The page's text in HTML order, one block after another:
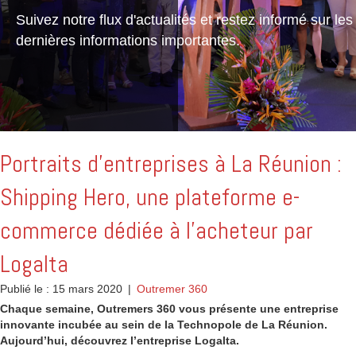
Suivez notre flux d'actualités et restez informé sur les
dernières informations importantes.
Portraits d’entreprises à La Réunion :
Shipping Hero, une plateforme e-
commerce dédiée à l’acheteur par
Logalta
Publié le : 15 mars 2020 | Outremer 360
Chaque semaine, Outremers 360 vous présente une entreprise
innovante incubée au sein de la Technopole de La Réunion.
Aujourd’hui, découvrez l’entreprise Logalta.